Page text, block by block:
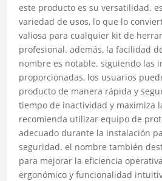
este producto es su versatilidad.
variedad de usos, lo que lo
valiosa para cualquier kit de
profesional. además, la facilidad
nombre es notable. siguiendo las
proporcionadas, los usuarios
producto de manera rápida y
tiempo de inactividad y maximiza
recomienda utilizar equipo de
adecuado durante la instalación
seguridad. el nombre también
para mejorar la eficiencia
ergonómico y funcionalidad